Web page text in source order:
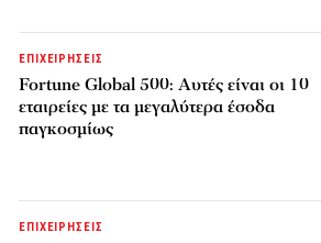
ΕΠΙΧΕΙΡΗΣΕΙΣ
Fortune Global 500: Αυτές είναι οι 10
εταιρείες με τα μεγαλύτερα έσοδα
παγκοσμίως
ΕΠΙΧΕΙΡΗΣΕΙΣ